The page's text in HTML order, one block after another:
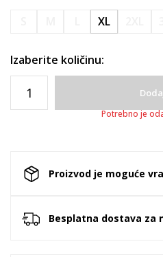
XL
Izaberite količinu:
Potrebno je
Proizvod je moguće
Besplatna dostava za